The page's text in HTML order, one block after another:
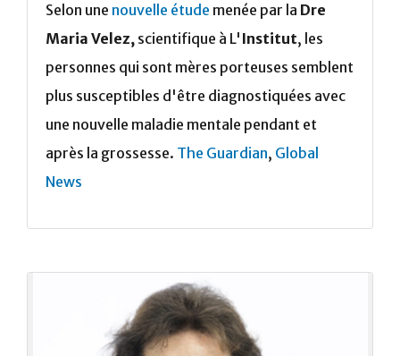
Selon une nouvelle étude menée par la Dre
Maria Velez, scientifique à L' Institut, les
personnes qui sont mères porteuses semblent
plus susceptibles d'être diagnostiquées avec
une nouvelle maladie mentale pendant et
après la grossesse. The Guardian, Global
News